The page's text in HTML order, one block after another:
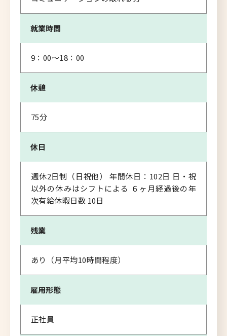
就業時間
9：00～18：00
休憩
75分
休日
週休2日制（日祝他） 年間休日：102日 日・祝
以外の休みはシフトによる ６ヶ月経過後の年
次有給休暇日数 10日
残業
あり（月平均10時間程度）
雇用形態
正社員